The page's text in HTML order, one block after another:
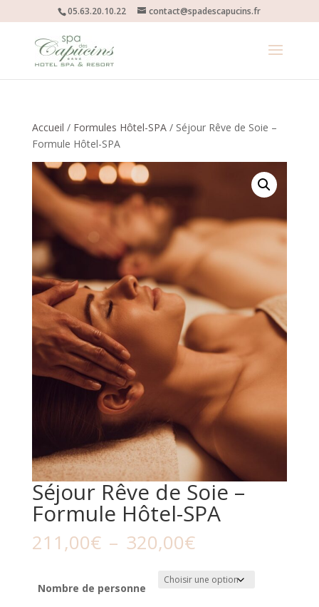
05.63.20.10.22 contact@spadescapucins.fr
Accueil / Formules Hôtel-SPA/ Séjour Rêve de Soie –
Formule Hôtel-SPA
Séjour Rêve de Soie –
Formule Hôtel-SPA
211,00€ – 320,00€Plage
de
prix :
211,00€
Nombre de personne